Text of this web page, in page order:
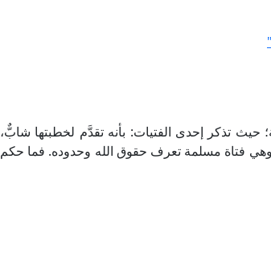
تذكر إحدى الفتيات: بأنه تقدَّم لخطبتها شابٌّ،
وهي فتاة مسلمة تعرف حقوق الله وحدوده. فما حكم